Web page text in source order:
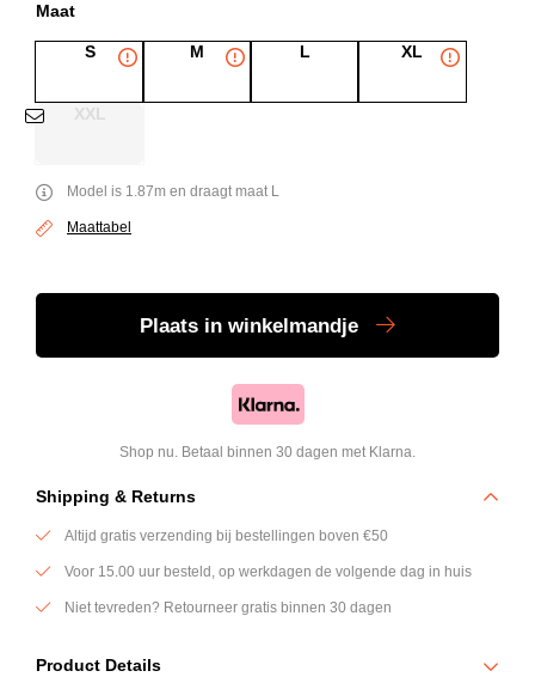
Maat
S M L XL
XXL
Maattabel
Model is 1.87m en draagt maat L
Plaats in winkelmandje
Shop nu. Betaal binnen 30 dagen met Klarna.
Shipping & Returns
Altijd gratis verzending bij bestellingen boven €50
Voor 15.00 uur besteld, op werkdagen de volgende dag in huis
Niet tevreden? Retourneer gratis binnen 30 dagen
Product Details